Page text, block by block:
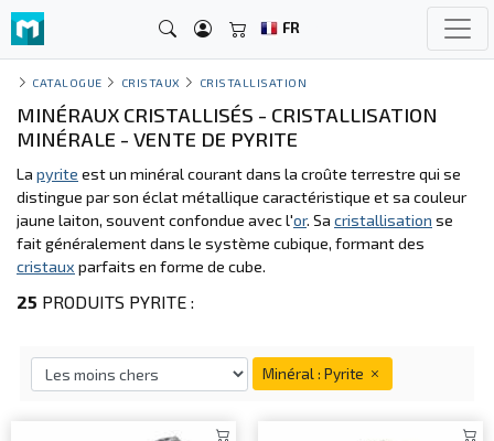
FR
CATALOGUE CRISTAUX CRISTALLISATION
MINÉRAUX CRISTALLISÉS - CRISTALLISATION
MINÉRALE - VENTE DE PYRITE
La pyrite est un minéral courant dans la croûte terrestre qui se
distingue par son éclat métallique caractéristique et sa couleur
jaune laiton, souvent confondue avec l'or. Sa cristallisation se
fait généralement dans le système cubique, formant des
cristaux parfaits en forme de cube.
25 PRODUITS PYRITE :
Minéral : Pyrite